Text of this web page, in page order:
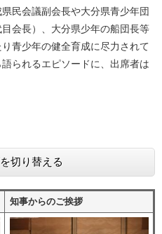
民会議副会長や大分県青少年団
会長）、大分県少年の船団長等
青少年の健全育成に尽力されて
られるエピソードに、出席者は
切り替える
知事からのご挨拶